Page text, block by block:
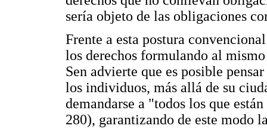
sería objeto de las obligaciones
Frente a esta postura
los derechos formulando al
Sen advierte que es posible
los individuos, más allá de su
demandarse a "todos los que
280), garantizando de este modo